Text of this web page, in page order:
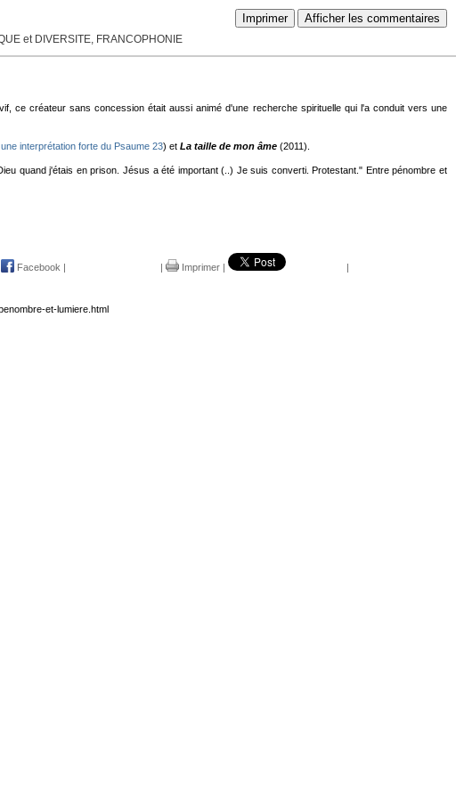
Imprimer Afficher les commentaires
et DIVERSITE, FRANCOPHONIE
ce créateur sans concession était aussi animé d'une recherche spirituelle qui l'a conduit vers une
une interprétation forte du Psaume 23) etLa taille de mon âme (2011).
quand j'étais en prison. Jésus a été important (..) Je suis converti. Protestant." Entre pénombre et
Facebook | | Imprimer | |
et-lumiere.html